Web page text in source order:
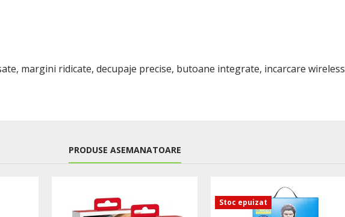
margini ridicate, decupaje precise, butoane integrate, incarcare wireless
PRODUSE ASEMANATOARE
Stoc epuizat